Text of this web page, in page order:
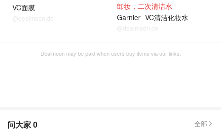
VC面膜
@dealmoon.de
卸妆，二次清洁水
Garnier VC清洁化妆水
@dealmoon.de
Dealmoon may be paid when users buy items via our links.
问大家0 全部